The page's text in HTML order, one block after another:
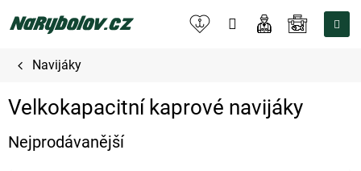
na
NÁKUPNÍ
Navijáky
Velkokapacitní kaprové navijáky
Nejprodávanější